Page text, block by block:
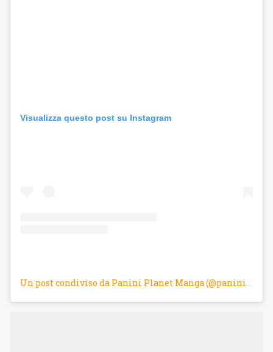
Visualizza questo post su Instagram
Un post condiviso da Panini Planet Manga (@panini_planetmanga)